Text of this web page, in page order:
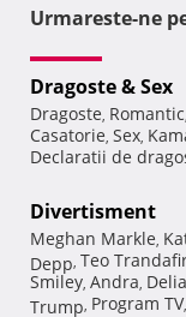
Urmareste-ne
Dragoste & Sex
Dragoste, Romantic,
Casatorie, Sex,
Declaratii de
Divertisment
Meghan Markle,
Depp, Teo
Smiley, Andra, Delia
Trump, Program TV,